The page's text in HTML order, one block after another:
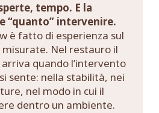
tempo. E la
“quanto” intervenire.
è fatto di esperienza sul
misurate. Nel restauro il
quando l’intervento
sente: nella stabilità, nei
nel modo in cui il
dentro un ambiente.